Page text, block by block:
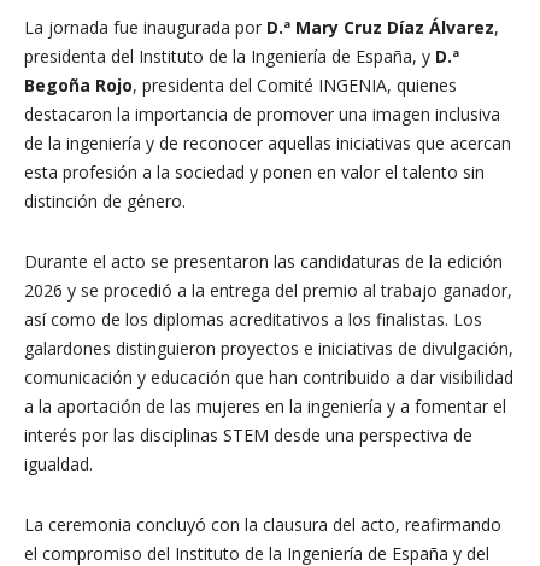
La jornada fue inaugurada por D.ª Mary Cruz Díaz Álvarez,
presidenta del Instituto de la Ingeniería de España, y D.ª
Begoña Rojo, presidenta del Comité INGENIA, quienes
destacaron la importancia de promover una imagen inclusiva
de la ingeniería y de reconocer aquellas iniciativas que acercan
esta profesión a la sociedad y ponen en valor el talento sin
distinción de género.
Durante el acto se presentaron las candidaturas de la edición
2026 y se procedió a la entrega del premio al trabajo ganador,
así como de los diplomas acreditativos a los finalistas. Los
galardones distinguieron proyectos e iniciativas de divulgación,
comunicación y educación que han contribuido a dar visibilidad
a la aportación de las mujeres en la ingeniería y a fomentar el
interés por las disciplinas STEM desde una perspectiva de
igualdad.
La ceremonia concluyó con la clausura del acto, reafirmando
el compromiso del Instituto de la Ingeniería de España y del